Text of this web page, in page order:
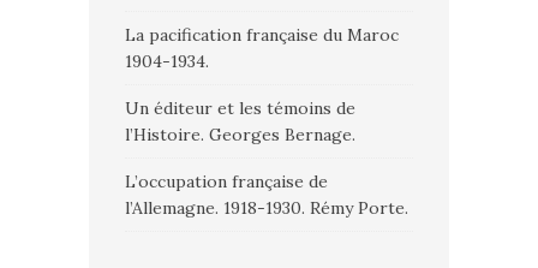
La pacification française du Maroc
1904-1934.
Un éditeur et les témoins de
l’Histoire. Georges Bernage.
L’occupation française de
l’Allemagne. 1918-1930. Rémy Porte.